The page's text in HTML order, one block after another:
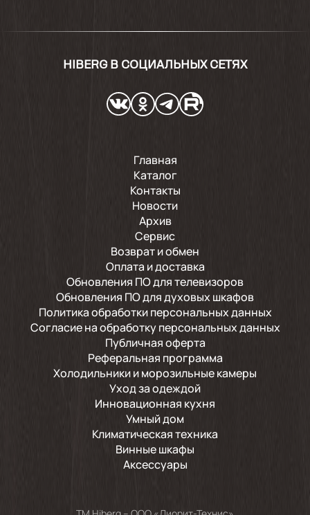
HIBERG В СОЦИАЛЬНЫХ СЕТЯХ
Главная
Каталог
Контакты
Новости
Архив
Сервис
Возврат и обмен
Оплата и доставка
Обновления ПО для телевизоров
Обновления ПО для духовых шкафов
Политика обработки персональных данных
Согласие на обработку персональных данных
Публичная оферта
Реферальная программа
Холодильники и морозильные камеры
Уход за одеждой
Инновационная кухня
Умный дом
Климатическая техника
Винные шкафы
Аксессуары